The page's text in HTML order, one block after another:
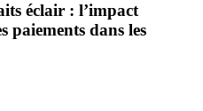
éclair : l’impact
paiements dans les